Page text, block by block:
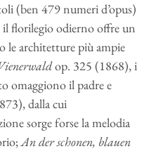
(ben 479 numeri d’opus)
il florilegio odierno offre un
le architetture più ampie
op. 325 (1868), i
omaggiono il padre e
dalla cui
sorge forse la melodia
An der schonen, blauen